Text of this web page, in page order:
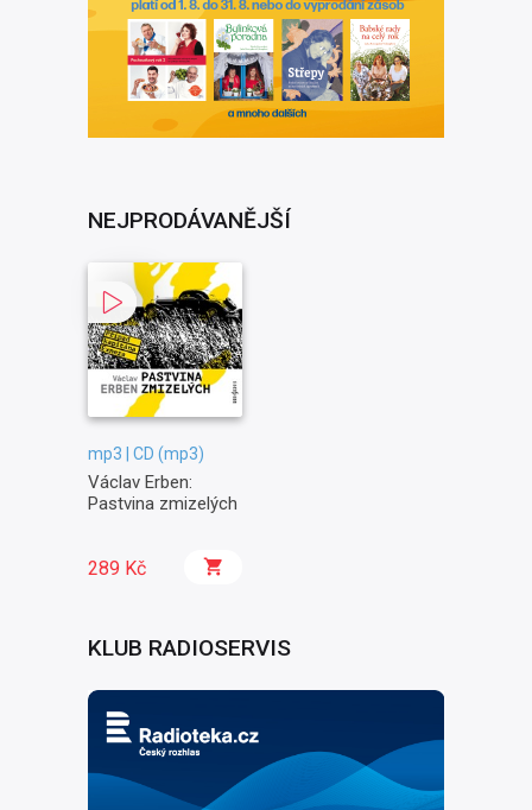
NEJPRODÁVANĚJŠÍ
mp3 | CD (mp3)
Václav Erben:
Pastvina zmizelých
289 Kč
KLUB RADIOSERVIS